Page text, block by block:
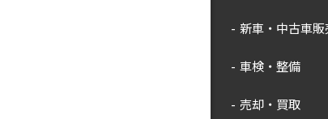
新車・中古車販
車検・整備
売却・買取